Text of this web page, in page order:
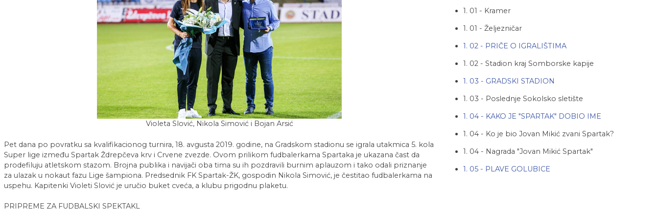
Violeta Slović, Nikola Simović i Bojan Arsić
Pet dana po povratku sa kvalifikacionog turnira, 18. avgusta 2019. godine, na Gradskom stadionu se igrala utakmica 5. kola
Super lige između Spartak Ždrepčeva krv i Crvene zvezde. Ovom prilikom fudbalerkama Spartaka je ukazana čast da
prodefiluju atletskom stazom. Brojna publika i navijači oba tima su ih pozdravili burnim aplauzom i tako odali priznanje
za ulazak u nokaut fazu Lige šampiona. Predsednik FK Spartak-ŽK, gospodin Nikola Simović, je čestitao fudbalerkama na
uspehu. Kapitenki Violeti Slović je uručio buket cveća, a klubu prigodnu plaketu.
PRIPREME ZA FUDBALSKI SPEKTAKL
1. 01 - Kramer
1. 01 - Željezničar
1. 02 - PRIČE O IGRALIŠTIMA
1. 02 - Stadion kraj Somborske kapije
1. 03 - GRADSKI STADION
1. 03 - Poslednje Sokolsko sletište
1. 04 - KAKO JE "SPARTAK" DOBIO IME
1. 04 - Ko je bio Jovan Mikić zvani Spartak?
1. 04 - Nagrada "Jovan Mikić Spartak"
1. 05 - PLAVE GOLUBICE